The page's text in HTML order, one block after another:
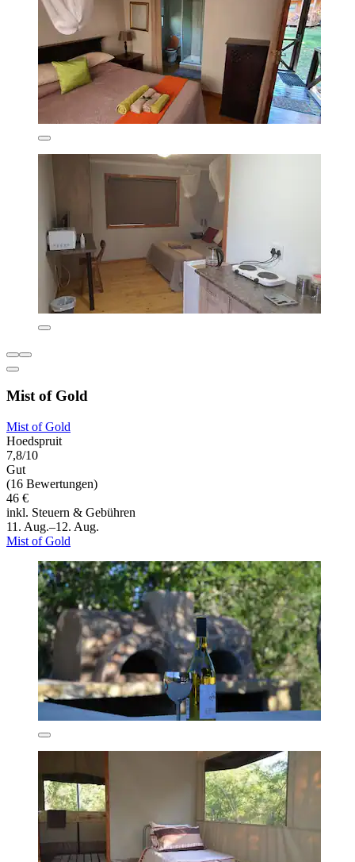
Mist of Gold
Mist of Gold
Hoedspruit
7,8/10
Gut
(16 Bewertungen)
46 €
inkl. Steuern & Gebühren
11. Aug.–12. Aug.
Mist of Gold